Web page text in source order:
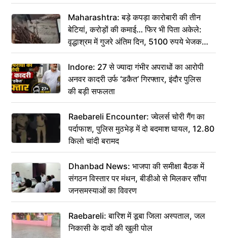
Maharashtra: बड़े कपड़ा कारोबारी की तीन
बेटियां, करोड़ों की कमाई… फिर भी पिता अकेले:
वृद्धाश्रम में गुजरे अंतिम दिन, 5100 रुपये भेजकर
कहा– अंतिम संस्कार कर दीजिए हम नहीं आ पाएंगे
Indore: 27 से ज्यादा गंभीर अपराधों का आरोपी
अनवर कादरी उर्फ ‘डकैत’ गिरफ्तार, इंदौर पुलिस
की बड़ी सफलता
Raebareli Encounter: ज्वेलर्स चोरी गैंग का
पर्दाफाश, पुलिस मुठभेड़ में दो बदमाश घायल, 12.80
किलो चांदी बरामद
Dhanbad News: भाजपा की समीक्षा बैठक में
संगठन विस्तार पर मंथन, बीडीओ से मिलकर सौंपा
जनसमस्याओं का विवरण
Raebareli: बारिश में डूबा जिला अस्पताल, जल
निकासी के दावों की खुली पोल